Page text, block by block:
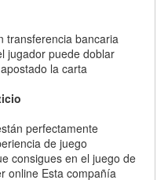
transferencia bancaria
jugador puede doblar
la carta
perfectamente
de juego
consigues en el juego de
online Esta compañía